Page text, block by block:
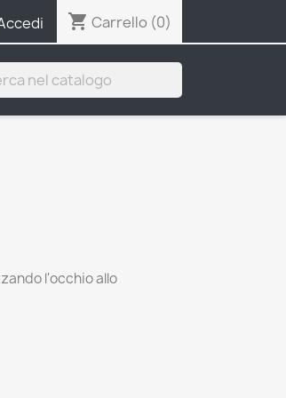
shopping_cart Carrello (0)
l'occhio allo